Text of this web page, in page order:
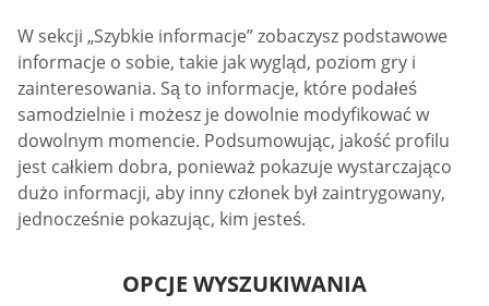
W sekcji „Szybkie informacje” zobaczysz podstawowe
informacje o sobie, takie jak wygląd, poziom gry i
zainteresowania. Są to informacje, które podałeś
samodzielnie i możesz je dowolnie modyfikować w
dowolnym momencie. Podsumowując, jakość profilu
jest całkiem dobra, ponieważ pokazuje wystarczająco
dużo informacji, aby inny członek był zaintrygowany,
jednocześnie pokazując, kim jesteś.
OPCJE WYSZUKIWANIA